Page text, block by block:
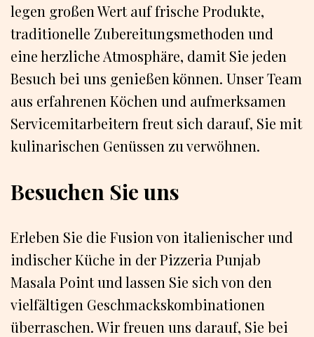
legen großen Wert auf frische Produkte,
traditionelle Zubereitungsmethoden und
eine herzliche Atmosphäre, damit Sie jeden
Besuch bei uns genießen können. Unser Team
aus erfahrenen Köchen und aufmerksamen
Servicemitarbeitern freut sich darauf, Sie mit
kulinarischen Genüssen zu verwöhnen.
Besuchen Sie uns
Erleben Sie die Fusion von italienischer und
indischer Küche in der Pizzeria Punjab
Masala Point und lassen Sie sich von den
vielfältigen Geschmackskombinationen
überraschen. Wir freuen uns darauf, Sie bei